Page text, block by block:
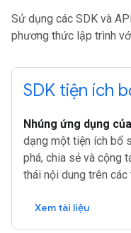
Sử dụng các SDK và
phương thức lập trình
SDK tiện ích
Nhúng ứng dụng
dạng một tiện ích bổ
phá, chia sẻ và cộng
thái nội dung trên các
Xem tài liệu